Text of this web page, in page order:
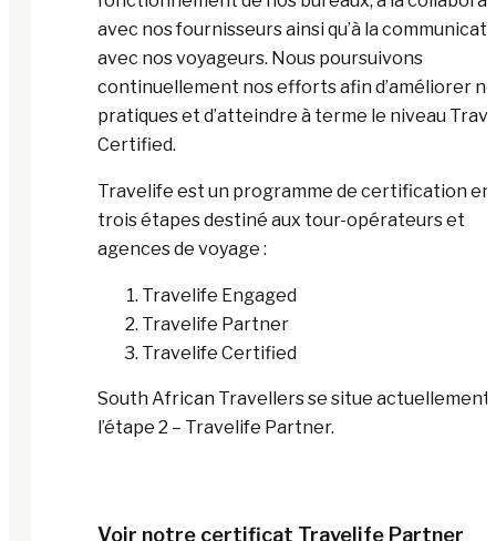
avec nos fournisseurs ainsi qu’à la
avec nos voyageurs. Nous poursuivons
continuellement nos efforts afin d’améliorer
pratiques et d’atteindre à terme le niveau
Certified.
Travelife est un programme de certification en
trois étapes destiné aux tour-opérateurs et
agences de voyage :
Travelife Engaged
Travelife Partner
Travelife Certified
South African Travellers se situe actuellement
l’étape 2 – Travelife Partner.
Voir notre certificat Travelife Partner